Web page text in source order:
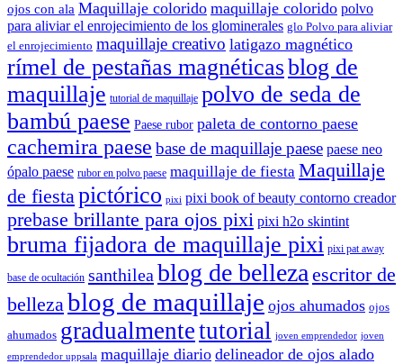
ojos con ala Maquillaje colorido maquillaje colorido polvo
para aliviar el enrojecimiento de los glominerales glo Polvo para aliviar
el enrojecimiento maquillaje creativo latigazo magnético
rímel de pestañas magnéticasblog de
maquillaje tutorial de maquillaje polvo de seda de
bambú paese Paese rubor paleta de contorno paese
cachemira paese base de maquillaje paese paese neo
ópalo paese rubor en polvo paese maquillaje de fiesta Maquillaje
de fiestapictórico pixi pixi book of beauty contorno creador
prebase brillante para ojos pixi pixi h2o skintint
bruma fijadora de maquillaje pixi pixi pat away
base de ocultación santhilea blog de belleza escritor de
belleza blog de maquillaje ojos ahumados ojos
ahumados gradualmentetutorial joven emprendedor joven
emprendedor uppsala maquillaje diario delineador de ojos alado